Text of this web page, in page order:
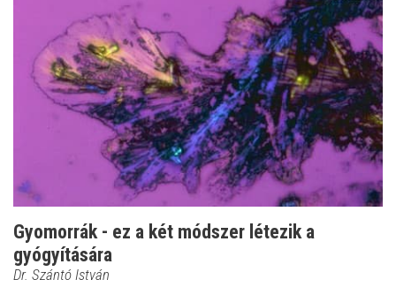
Gyomorrák - ez a két módszer létezik a
gyógyítására
Dr. Szántó István